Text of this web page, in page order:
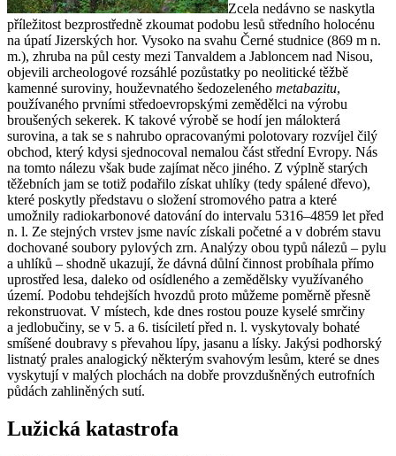
Zcela nedávno se naskytla
příležitost bezprostředně zkoumat podobu lesů středního holocénu
na úpatí Jizerských hor. Vysoko na svahu Černé studnice (869 m n.
m.), zhruba na půl cesty mezi Tanvaldem a Jabloncem nad Nisou,
objevili archeologové rozsáhlé pozůstatky po neolitické těžbě
kamenné suroviny, houževnatého šedozeleného metabazitu,
používaného prvními středoevropskými zemědělci na výrobu
broušených sekerek. K takové výrobě se hodí jen málokterá
surovina, a tak se s nahrubo opracovanými polotovary rozvíjel čilý
obchod, který kdysi sjednocoval nemalou část střední Evropy. Nás
na tomto nálezu však bude zajímat něco jiného. Z výplně starých
těžebních jam se totiž podařilo získat uhlíky (tedy spálené dřevo),
které poskytly představu o složení stromového patra a které
umožnily radiokarbonové datování do intervalu 5316–4859 let před
n. l. Ze stejných vrstev jsme navíc získali početné a v dobrém stavu
dochované soubory pylových zrn. Analýzy obou typů nálezů – pylu
a uhlíků – shodně ukazují, že dávná důlní činnost probíhala přímo
uprostřed lesa, daleko od osídleného a zemědělsky využívaného
území. Podobu tehdejších hvozdů proto můžeme poměrně přesně
rekonstruovat. V místech, kde dnes rostou pouze kyselé smrčiny
a jedlobučiny, se v 5. a 6. tisíciletí před n. l. vyskytovaly bohaté
smíšené doubravy s převahou lípy, jasanu a lísky. Jakýsi podhorský
listnatý prales analogický některým svahovým lesům, které se dnes
vyskytují v malých plochách na dobře provzdušněných eutrofních
půdách zahliněných sutí.
Lužická katastrofa